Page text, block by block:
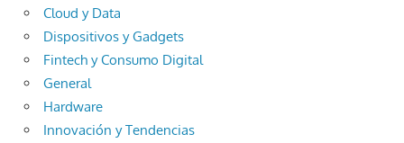
Cloud y Data
Dispositivos y Gadgets
Fintech y Consumo Digital
General
Hardware
Innovación y Tendencias